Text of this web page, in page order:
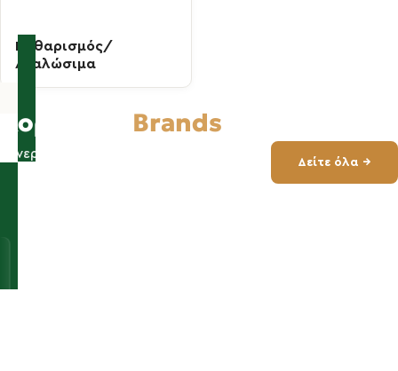
Καθαρισμός/
Αναλώσιμα
Κορυφαία Brands
Συνεργαζόμαστε με 50+ brands
Δείτε όλα →